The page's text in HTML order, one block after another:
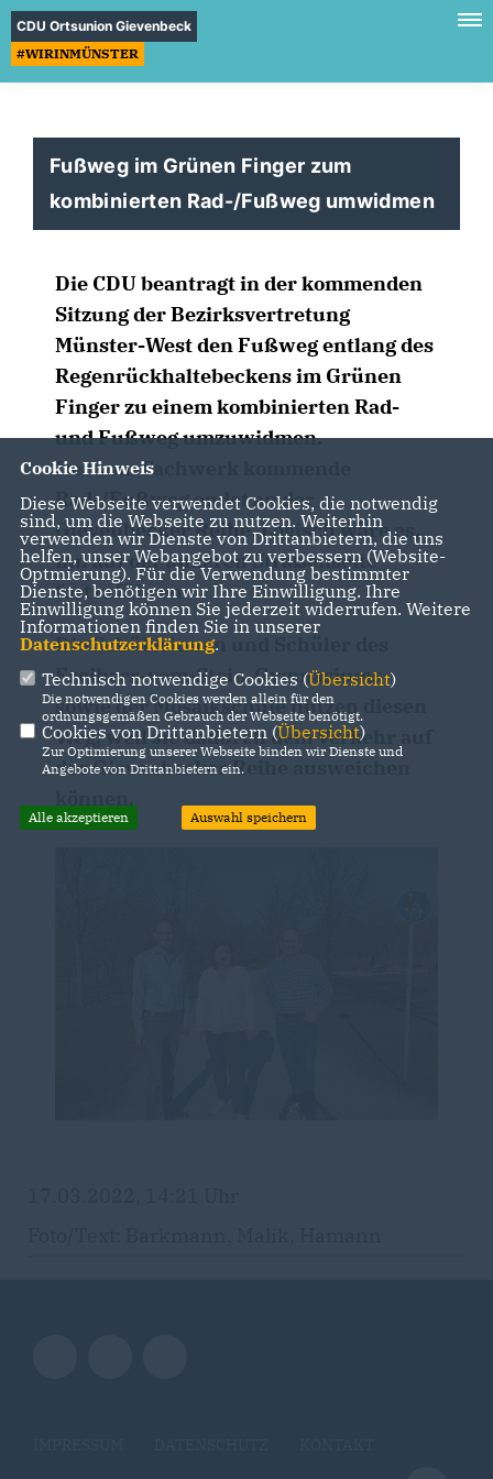
CDU Ortsunion Gievenbeck
#WIRINMÜNSTER
Fußweg im Grünen Finger zum
kombinierten Rad-/Fußweg umwidmen
Die CDU beantragt in der kommenden
Sitzung der Bezirksvertretung
Münster-West den Fußweg entlang des
Regenrückhaltebeckens im Grünen
Finger zu einem kombinierten Rad-
und Fußweg umzuwidmen.
Der vom Fachwerk kommende
Rad-/Fußweg endet an der
Gievenbecker Reihe. Logisch wäre es,
ihn auf der anderen Straßenseite
fortzuführen.
Die Schülerinnen und Schüler des
Freiherr-vom-Stein-Gymnasiums
sowie der Mosaikschule nutzen diesen
Weg, weil sie dadurch dem Verkehr auf
der Gievenbecker Reihe ausweichen
Cookie Hinweis
Diese Webseite verwendet Cookies, die notwendig
sind, um die Webseite zu nutzen. Weiterhin
verwenden wir Dienste von Drittanbietern, die uns
helfen, unser Webangebot zu verbessern (Website-
Optmierung). Für die Verwendung bestimmter
Dienste, benötigen wir Ihre Einwilligung. Ihre
Einwilligung können Sie jederzeit widerrufen. Weitere
Informationen finden Sie in unserer
Datenschutzerklärung.
Technisch notwendige Cookies (Übersicht)
Die notwendigen Cookies werden allein für den
ordnungsgemäßen Gebrauch der Webseite benötigt.
Cookies von Drittanbietern (Übersicht)
Zur Optimierung unserer Webseite binden wir Dienste und
Angebote von Drittanbietern ein.
Alle akzeptieren Auswahl speichern